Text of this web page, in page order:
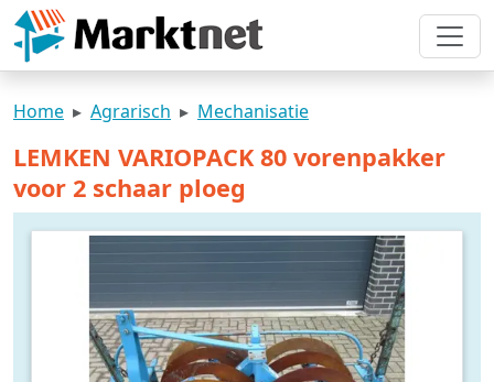
Home Agrarisch Mechanisatie
LEMKEN VARIOPACK 80 vorenpakker
voor 2 schaar ploeg